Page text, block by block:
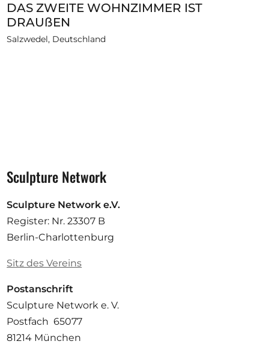
DAS ZWEITE WOHNZIMMER IST
DRAUßEN
Salzwedel, Deutschland
Sculpture Network
Sculpture Network e.V.
Register: Nr. 23307 B
Berlin-Charlottenburg
Sitz des Vereins
Postanschrift
Sculpture Network e. V.
Postfach 65077
81214 München